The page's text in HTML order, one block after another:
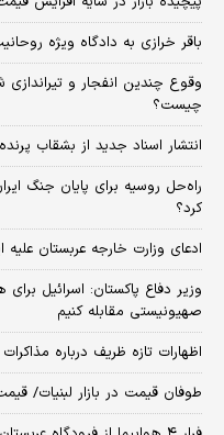
باقر خرازی به دادگاه ویژه
وقوع چندین انفجار و
چیست؟
انتشار اسناد جدید از بشقاب
راه‌حل روسیه برای پایان جنگ
کرد؟
ادعای وزارت خارجه عربستان علیه
وزیر دفاع پاکستان: اسرائیل
صهیونیستی مقابله کنیم
اظهارات تازه ظریف درباره مذاکرات
طوفان قیمت در بازار لبنیات/